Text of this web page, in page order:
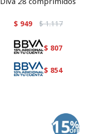
$ 949 $ 1.117
$ 807
$ 854